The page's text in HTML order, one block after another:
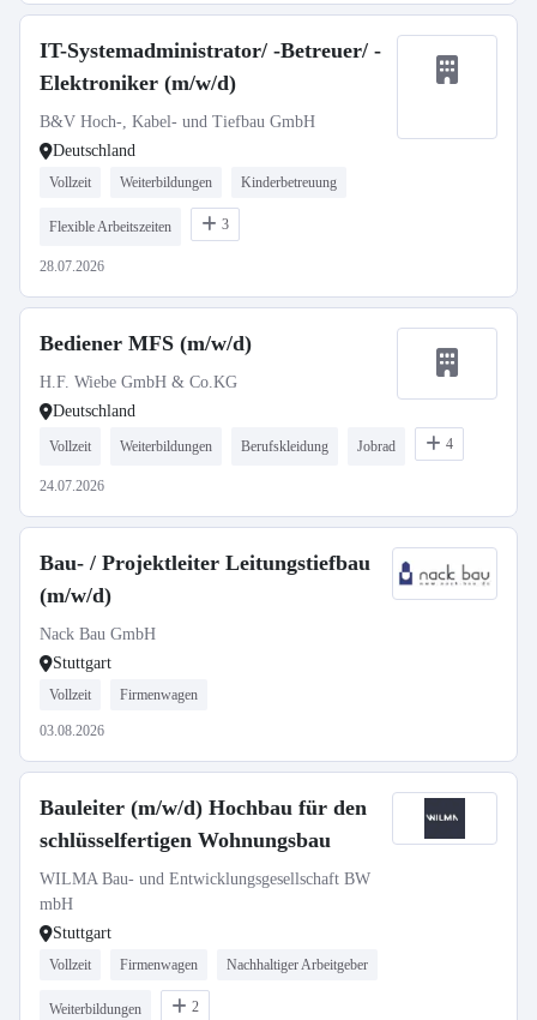
IT-Systemadministrator/ -Betreuer/ -
Elektroniker (m/w/d)
B&V Hoch-, Kabel- und Tiefbau GmbH
Deutschland
Vollzeit Weiterbildungen Kinderbetreuung
Flexible Arbeitszeiten 3
28.07.2026
Bediener MFS (m/w/d)
H.F. Wiebe GmbH & Co.KG
Deutschland
Vollzeit Weiterbildungen Berufskleidung Jobrad 4
24.07.2026
Bau- / Projektleiter Leitungstiefbau
(m/w/d)
Nack Bau GmbH
Stuttgart
Vollzeit Firmenwagen
03.08.2026
Bauleiter (m/w/d) Hochbau für den
schlüsselfertigen Wohnungsbau
WILMA Bau- und Entwicklungsgesellschaft BW
mbH
Stuttgart
Vollzeit Firmenwagen Nachhaltiger Arbeitgeber
Weiterbildungen 2